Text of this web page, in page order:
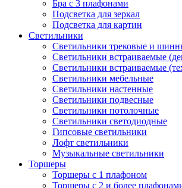
Бра с 3 плафонами
Подсветка для зеркал
Подсветка для картин
Светильники
Светильники трековые и
Светильники встраиваемые
Светильники встраиваемые
Светильники мебельные
Светильники настенные
Светильники подвесные
Светильники потолочные
Светильники светодиодные
Гипсовые светильники
Лофт светильники
Музыкальные светильники
Торшеры
Торшеры с 1 плафоном
Торшеры с 2 и более